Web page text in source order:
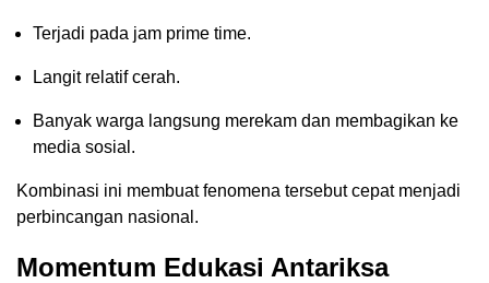
Terjadi pada jam prime time.
Langit relatif cerah.
Banyak warga langsung merekam dan membagikan ke
media sosial.
Kombinasi ini membuat fenomena tersebut cepat menjadi
perbincangan nasional.
Momentum Edukasi Antariksa